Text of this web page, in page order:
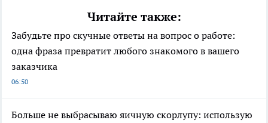
Читайте также:
Забудьте про скучные ответы на вопрос о работе:
одна фраза превратит любого знакомого в вашего
заказчика
06:50
Больше не выбрасываю яичную скорлупу: использую